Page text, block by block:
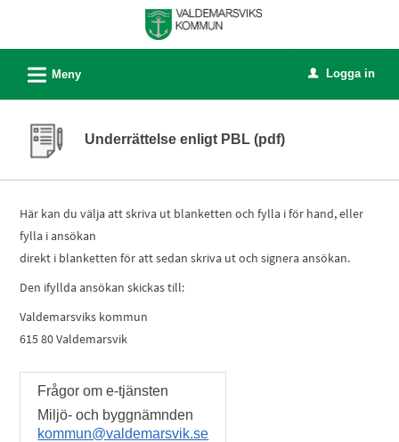
tjänster
Valdemarsviks
kommun
L Meny u Logga in
Underrättelse enligt PBL (pdf)
Här kan du välja att skriva ut blanketten och fylla i för hand, eller
fylla i ansökan
direkt i blanketten för att sedan skriva ut och signera ansökan.
Den ifyllda ansökan skickas till:
Valdemarsviks kommun
615 80 Valdemarsvik
Frågor om e-tjänsten
Miljö- och byggnämnden
kommun@valdemarsvik.se